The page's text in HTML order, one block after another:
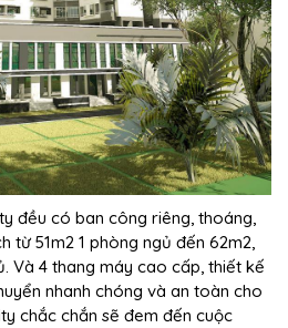
đều có ban công riêng, thoáng,
từ 51m2 1 phòng ngủ đến 62m2,
Và 4 thang máy cao cấp, thiết kế
nhanh chóng và an toàn cho
chắc chắn sẽ đem đến cuộc